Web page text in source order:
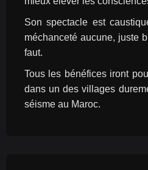
Son spectacle est
méchanceté aucune, juste
faut.
Tous les bénéfices iront
dans un des villages
séisme au Maroc.